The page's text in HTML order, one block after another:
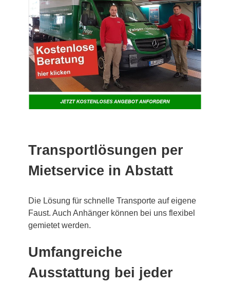
Transportlösungen per
Mietservice in Abstatt
Die Lösung für schnelle Transporte auf eigene
Faust. Auch Anhänger können bei uns flexibel
gemietet werden.
Umfangreiche
Ausstattung bei jeder